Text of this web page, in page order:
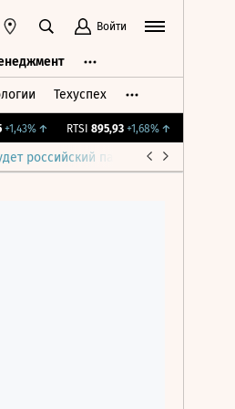
Войти
Техуспех
↑ RTSI 895,93 +1,68%↑
российский парламент